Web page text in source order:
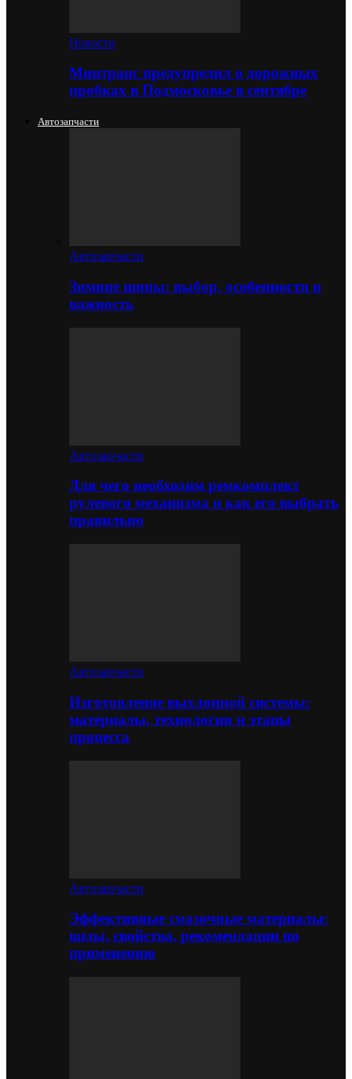
Новости
Минтранс предупредил о дорожных
пробках в Подмосковье в сентябре
Автозапчасти
Автозапчасти
Зимние шины: выбор, особенности и
важность
Автозапчасти
Для чего необходим ремкомплект
рулевого механизма и как его выбрать
правильно
Автозапчасти
Изготовление выхлопной системы:
материалы, технологии и этапы
процесса
Автозапчасти
Эффективные смазочные материалы:
виды, свойства, рекомендации по
применению